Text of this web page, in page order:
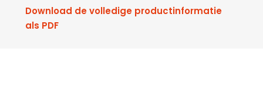
Download de volledige productinformatie
als PDF